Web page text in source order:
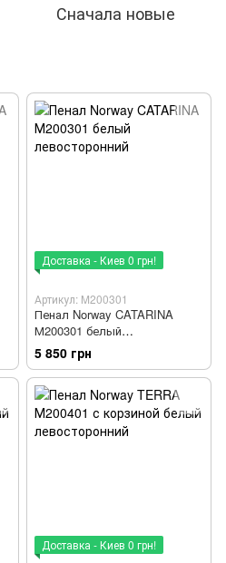
Сначала новые
Доставка - Киев 0 грн!
Артикул: M200301
Пенал Norway CATARINA
М200301 белый
левосторонний
5 850 грн
Доставка - Киев 0 грн!